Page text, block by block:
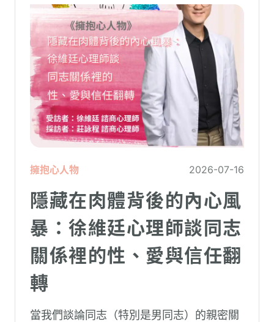
擁抱心人物 2026-07-16
隱藏在肉體背後的內心風
暴：徐維廷心理師談同志
關係裡的性、愛與信任翻
轉
當我們談論同志（特別是男同志）的親密關